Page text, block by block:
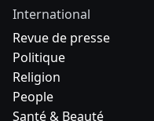
International
Revue de presse
Politique
Religion
People
Santé & Beauté